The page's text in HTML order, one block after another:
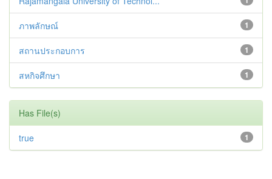
1
ภาพลักษณ์
1
สถานประกอบการ
1
สหกิจศึกษา
Has File(s)
1
true